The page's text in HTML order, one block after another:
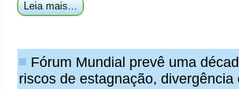
Leia mais...
Fórum Mundial prevê uma
riscos de estagnação, divergência